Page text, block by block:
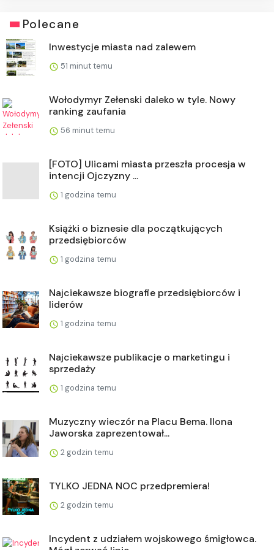
Polecane
Inwestycje miasta nad zalewem
51 minut temu
Wołodymyr Zełenski daleko w tyle. Nowy
ranking zaufania
56 minut temu
[FOTO] Ulicami miasta przeszła procesja w
intencji Ojczyzny ...
1 godzina temu
Książki o biznesie dla początkujących
przedsiębiorców
1 godzina temu
Najciekawsze biografie przedsiębiorców i
liderów
1 godzina temu
Najciekawsze publikacje o marketingu i
sprzedaży
1 godzina temu
Muzyczny wieczór na Placu Bema. Ilona
Jaworska zaprezentował...
2 godzin temu
TYLKO JEDNA NOC przedpremiera!
2 godzin temu
Incydent z udziałem wojskowego śmigłowca.